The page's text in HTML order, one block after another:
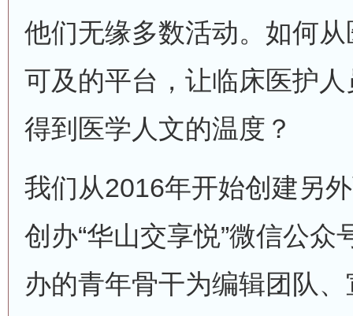
他们无缘多数活动。如何
可及的平台，让临床医护
得到医学人文的温度？
我们从2016年开始创建另
创办“华山交享悦”微信公
办的青年骨干为编辑团队